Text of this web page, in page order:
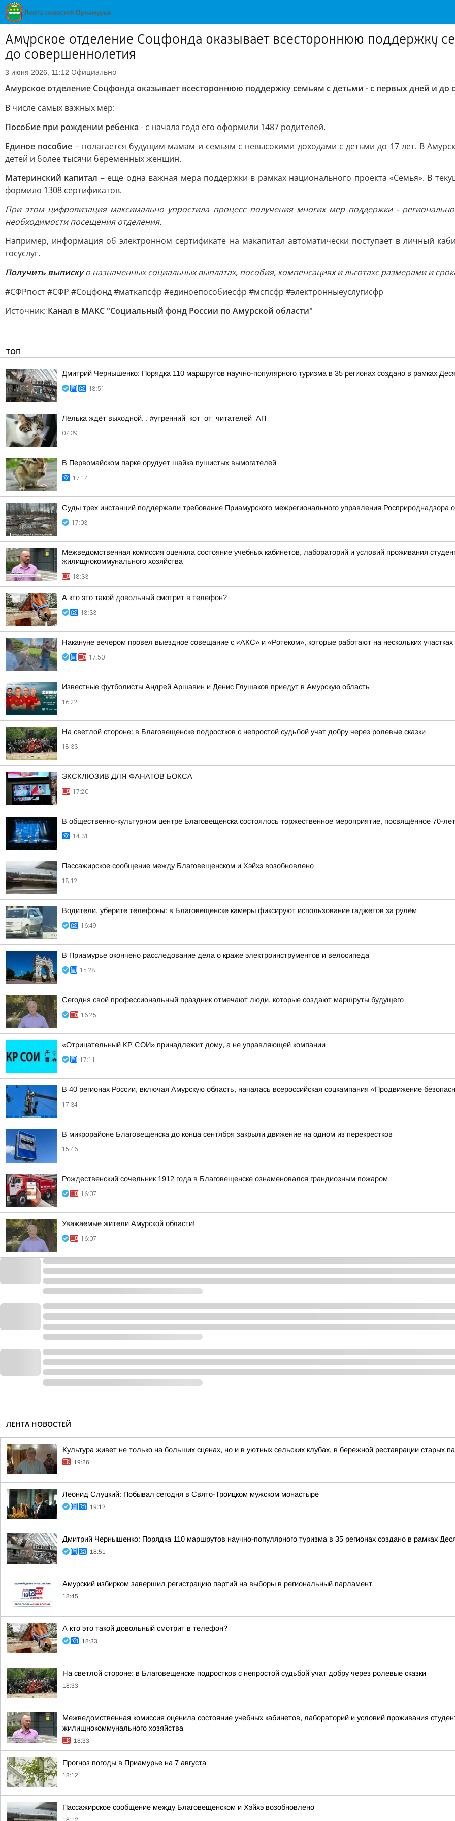
Амурское отделение Соцфонда оказывает всестороннюю поддержку
до совершеннолетия
3 июня 2026, 11:12 Официально
Амурское отделение Соцфонда оказывает всестороннюю поддержку семьям с детьми - с первых дней и до
В числе самых важных мер:
Пособие при рождении ребенка - с начала года его оформили 1487 родителей.
Единое пособие – полагается будущим мамам и семьям с невысокими доходами с детьми до 17 лет. В
детей и более тысячи беременных женщин.
Материнский капитал – еще одна важная мера поддержки в рамках национального проекта «Семья». В
формило 1308 сертификатов.
При этом цифровизация максимально упростила процесс получения многих мер поддержки -
необходимости посещения отделения.
Например, информация об электронном сертификате на макапитал автоматически поступает в личный
госуслуг.
Получить выпискуо назначенных социальных выплатах, пособия, компенсациях и льготахс размерами и
#СФРпост #СФР #Соцфонд #маткапсфр #единоепособиесфр #мспсфр #электронныеуслугисфр
Источник: Канал в МАКС "Социальный фонд России по Амурской области"
ТОП
Дмитрий Чернышенко: Порядка 110 маршрутов научно-популярного туризма в 35 регионах создано в рамках
18:51
Лёлька ждёт выходной. . #утренний_кот_от_читателей_АП
07:39
В Первомайском парке орудует шайка пушистых вымогателей
17:14
Суды трех инстанций поддержали требование Приамурского межрегионального управления
17:03
Межведомственная комиссия оценила состояние учебных кабинетов, лабораторий и условий проживания
жилищнокоммунального хозяйства
18:33
А кто это такой довольный смотрит в телефон?
18:33
Накануне вечером провел выездное совещание с «АКС» и «Ротеком», которые работают на нескольких
17:50
Известные футболисты Андрей Аршавин и Денис Глушаков приедут в Амурскую область
16:22
На светлой стороне: в Благовещенске подростков с непростой судьбой учат добру через ролевые сказки
18:33
ЭКСКЛЮЗИВ ДЛЯ ФАНАТОВ БОКСА
17:20
В общественно-культурном центре Благовещенска состоялось торжественное мероприятие, посвящённое 70-
14:31
Пассажирское сообщение между Благовещенском и Хэйхэ возобновлено
18:12
Водители, уберите телефоны: в Благовещенске камеры фиксируют использование гаджетов за рулём
16:49
В Приамурье окончено расследование дела о краже электроинструментов и велосипеда
15:28
Сегодня свой профессиональный праздник отмечают люди, которые создают маршруты будущего
16:25
«Отрицательный КР СОИ» принадлежит дому, а не управляющей компании
17:11
В 40 регионах России, включая Амурскую область, началась всероссийская соцкампания «Продвижение
17:34
В микрорайоне Благовещенска до конца сентября закрыли движение на одном из перекрестков
15:46
Рождественский сочельник 1912 года в Благовещенске ознаменовался грандиозным пожаром
16:07
Уважаемые жители Амурской области!
16:07
ЛЕНТА НОВОСТЕЙ
Культура живет не только на больших сценах, но и в уютных сельских клубах, в бережной реставрации старых
19:26
Леонид Слуцкий: Побывал сегодня в Свято-Троицком мужском монастыре
19:12
Дмитрий Чернышенко: Порядка 110 маршрутов научно-популярного туризма в 35 регионах создано в рамках
18:51
Амурский избирком завершил регистрацию партий на выборы в региональный парламент
18:45
А кто это такой довольный смотрит в телефон?
18:33
На светлой стороне: в Благовещенске подростков с непростой судьбой учат добру через ролевые сказки
18:33
Межведомственная комиссия оценила состояние учебных кабинетов, лабораторий и условий проживания
жилищнокоммунального хозяйства
18:33
Прогноз погоды в Приамурье на 7 августа
18:12
Пассажирское сообщение между Благовещенском и Хэйхэ возобновлено